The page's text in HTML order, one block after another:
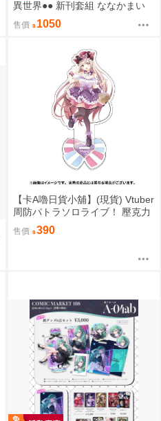
異世界●● 新刊套組 ななかまい
售價 1050
【卡A嚕日貨小舖】(現貨) Vtuber
周防パトラソロライブ！ 壓克力
售價 390